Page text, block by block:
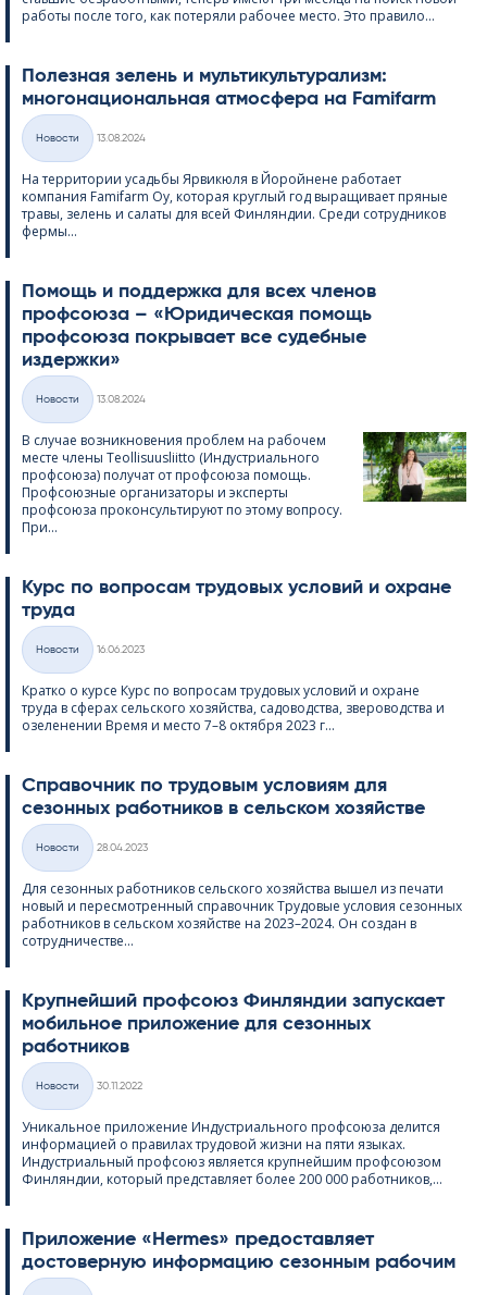
работы после того, как потеряли рабочее место. Это правило...
Полезная зелень и мультикультурализм:
многонациональная атмосфера на Fa­mi­farm
Категории
Hовости
13.08.2024
На территории усадьбы Ярвикюля в Йоройнене работает
компания Fa­mi­farm Oy, которая круглый год выращивает пряные
травы, зелень и салаты для всей Финляндии. Среди сотрудников
фермы...
Помощь и поддержка для всех членов
профсоюза – «Юридическая помощь
профсоюза покрывает все судебные
издержки»
Категории
Hовости
13.08.2024
В случае возникновения проблем на рабочем
месте члены Teol­li­suus­liitto (Индустриального
профсоюза) получат от профсоюза помощь.
Профсоюзные организаторы и эксперты
профсоюза проконсультируют по этому вопросу.
При...
Курс по вопросам трудовых условий и охране
труда
Категории
Hовости
16.06.2023
Кратко о курсе Курс по вопросам трудовых условий и охране
труда в сферах сельского хозяйства, садоводства, звероводства и
озеленении Время и место 7–8 октября 2023 г...
Справочник по трудовым условиям для
сезонных работников в сельском хозяйстве
Категории
Hовости
28.04.2023
Для сезонных работников сельского хозяйства вышел из печати
новый и пересмотренный справочник Трудовые условия сезонных
работников в сельском хозяйстве на 2023–2024. Он создан в
сотрудничестве...
Крупнейший профсоюз Финляндии запускает
мобильное приложение для сезонных
работников
Категории
Hовости
30.11.2022
Уникальное приложение Индустриального профсоюза делится
информацией о правилах трудовой жизни на пяти языках.
Индустриальный профсоюз является крупнейшим профсоюзом
Финляндии, который представляет более 200 000 работников,...
Приложение «Her­mes» предоставляет
достоверную информацию сезонным рабочим